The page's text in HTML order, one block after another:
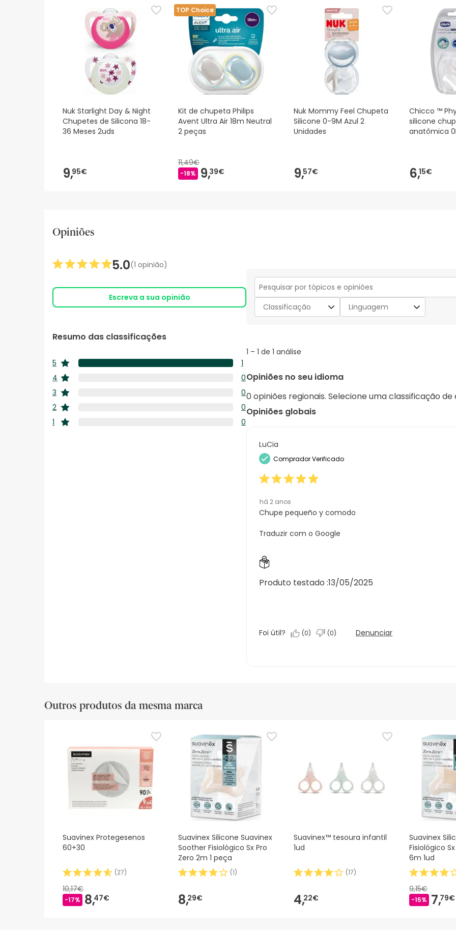
sobre segurança, não hesites em contactar-nos. Além disso, se desejares, também podes devolver o produto
Nuk Starlight Day & Night
Chupetes de Silicona 18-
36 Meses 2uds
9,95€
TOP Choice
Kit de chupeta Philips
Avent Ultra Air 18m Neutral
2 peças
11,49€
-18% 9,39€
Nuk Mommy Feel Chupeta
Silicone 0-9M Azul 2
Unidades
9,57€
Chicco ™
silicone
anatômica
6,15€
Opiniões
Resumo das classificações
5
estrelas
1
1
análise
com
5
estrelas.
4
estrelas
0
0
análise
com
4
3
estrelas
0
0
análise
com
estrelas.
2
estrelas
0
0
análise
estrelas.
1
estrelas
0
análise
estrela.
5.0(1 opinião)
Escreva a sua opinião
Secção
para
pesquisar
Classificação Linguagem
1
to
de
análise
1 – 1 de 1 análise
Opiniões no seu idioma
0 opiniões regionais. Selecione uma classificação
Opiniões globais
LuCia
Comprador Verificado
há 2 anos
Chupe pequeño y comodo
Traduzir com o Google
Produto testado :13/05/2025
Foi útil? (0) (0) Denunciar
Outros produtos da mesma marca
Suavinex Protegesenos
60+30
(27)
10,17€
-17% 8,47€
Suavinex Silicone Suavinex
Soother Fisiológico Sx Pro
Zero 2m 1 peça
(1)
8,29€
Suavinex™ tesoura infantil
1ud
(17)
4,22€
Suavinex
Fisiológico
6m 1ud
9,15€
-15% 7,79€